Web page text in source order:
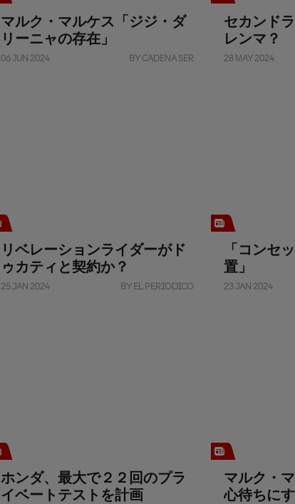
マルク・マルケス「ジジ・ダ
リーニャの存在」
06 JUN 2024 BY CADENA SER
セカンド
レンマ？
28 MAY 2024
リベレーションライダーがド
ゥカティと契約か？
25 JAN 2024 BY EL PERIODICO
「コンセ
置」
23 JAN 2024
ホンダ、最大で２２回のプラ
イベートテストを計画
マルク・
心待ちに